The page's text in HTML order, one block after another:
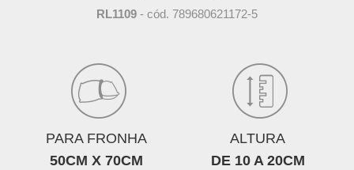
RL1109 - cód. 789680621172-5
PARA FRONHA
50CM X 70CM
ALTURA
DE 10 A 20CM